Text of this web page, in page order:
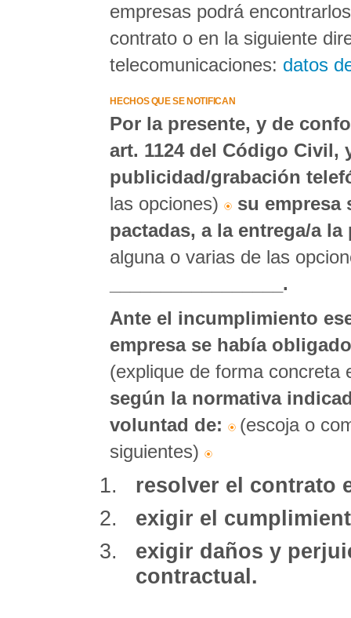
empresas podrá
contrato o en la siguiente
telecomunicaciones: datos
HECHOS QUE SE NOTIFICAN
Por la presente, y de
art. 1124 del Código
publicidad/grabación
las opciones)
su empresa
pactadas, a la entrega/a
alguna o varias de las
_________________.
Ante el incumplimiento
empresa se había
(explique de forma
según la normativa
voluntad de:
(escoja o
siguientes)
resolver el contrato
exigir el
exigir daños y
contractual.